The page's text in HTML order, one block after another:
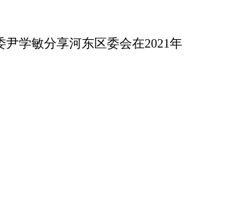
学敏分享河东区委会在2021年